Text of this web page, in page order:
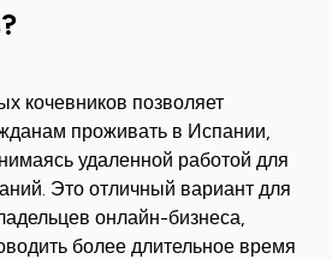
кочевников позволяет
проживать в Испании,
удаленной работой для
Это отличный вариант для
онлайн-бизнеса,
более длительное время